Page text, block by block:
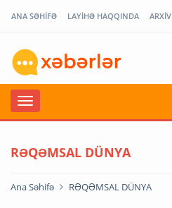
ANA SƏHİFƏ LAYİHƏ HAQQINDA ARXİV
RƏQƏMSAL DÜNYA
Ana Səhifə RƏQƏMSAL DÜNYA